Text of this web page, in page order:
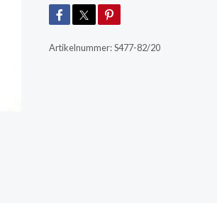
Artikelnummer:S477-82/20